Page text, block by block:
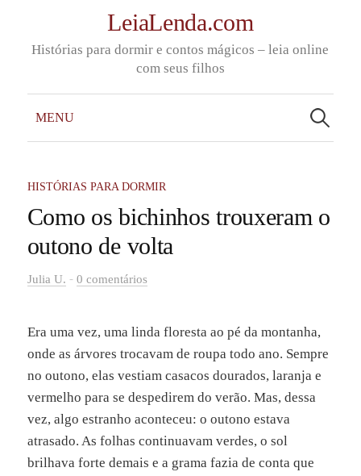
content
LeiaLenda.com
Histórias para dormir e contos mágicos – leia online
com seus filhos
MENU
por:
HISTÓRIAS PARA DORMIR
Como os bichinhos trouxeram o
outono de volta
Julia U. - 0 comentários
Era uma vez, uma linda floresta ao pé da montanha,
onde as árvores trocavam de roupa todo ano. Sempre
no outono, elas vestiam casacos dourados, laranja e
vermelho para se despedirem do verão. Mas, dessa
vez, algo estranho aconteceu: o outono estava
atrasado. As folhas continuavam verdes, o sol
brilhava forte demais e a grama fazia de conta que